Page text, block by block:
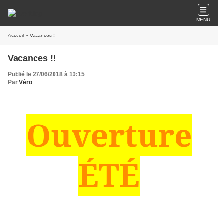
MENU
Accueil » Vacances !!
Vacances !!
Publié le 27/06/2018 à 10:15
Par Véro
Ouverture
ÉTÉ